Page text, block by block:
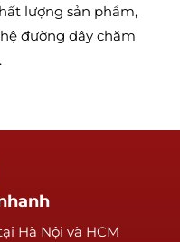
lượng sản phẩm,
đường dây chăm
Hà Nội và HCM